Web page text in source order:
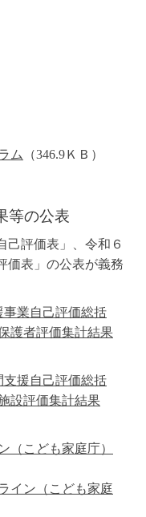
ム （346.9ＫＢ）
等の公表
己評価表」、令和６
価表」の公表が義務
業自己評価総括
護者評価集計結果
援自己評価総括
設評価集計結果
（こども家庭庁）
イン（こども家庭